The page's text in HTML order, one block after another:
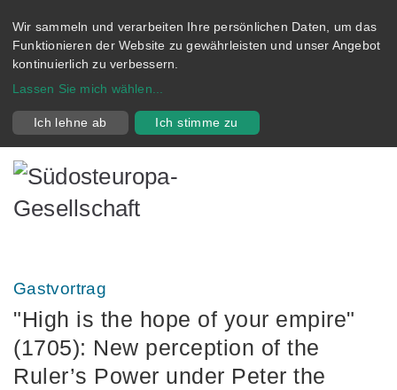
Wir sammeln und verarbeiten Ihre persönlichen Daten, um das
Funktionieren der Website zu gewährleisten und unser Angebot
kontinuierlich zu verbessern.
Lassen Sie mich wählen
Ich lehne ab Ich stimme zu
Gastvortrag
"High is the hope of your empire"
(1705): New perception of the
Ruler’s Power under Peter the